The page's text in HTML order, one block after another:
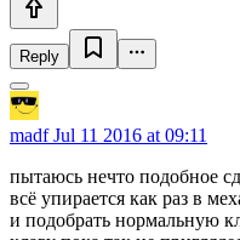
Reply
madfJul 11 2016 at 09:11
пытаюсь нечто подобное
всё упирается как раз в
и подобрать нормальную